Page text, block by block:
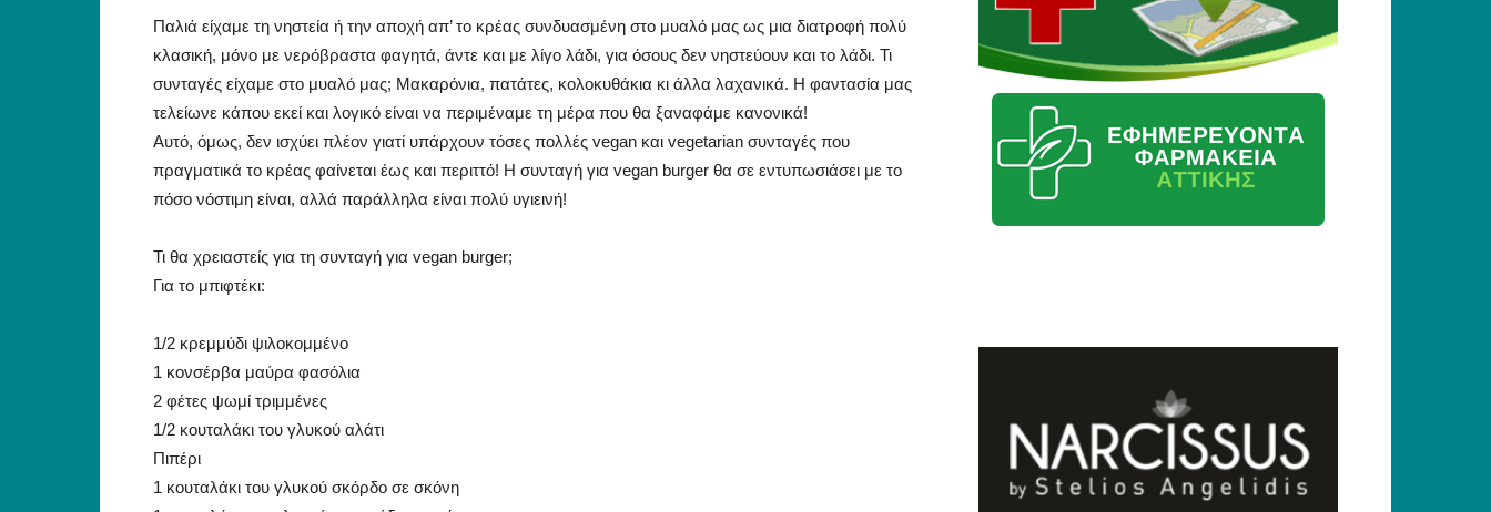
Παλιά είχαμε τη νηστεία ή την αποχή απ’ το κρέας συνδυασμένη στο μυαλό μας ως μια διατροφή πολύ
κλασική, μόνο με νερόβραστα φαγητά, άντε και με λίγο λάδι, για όσους δεν νηστεύουν και το λάδι. Τι
συνταγές είχαμε στο μυαλό μας; Μακαρόνια, πατάτες, κολοκυθάκια κι άλλα λαχανικά. Η φαντασία μας
τελείωνε κάπου εκεί και λογικό είναι να περιμέναμε τη μέρα που θα ξαναφάμε κανονικά!
Αυτό, όμως, δεν ισχύει πλέον γιατί υπάρχουν τόσες πολλές vegan και vegetarian συνταγές που
πραγματικά το κρέας φαίνεται έως και περιττό! H συνταγή για vegan burger θα σε εντυπωσιάσει με το
πόσο νόστιμη είναι, αλλά παράλληλα είναι πολύ υγιεινή!
Τι θα χρειαστείς για τη συνταγή για vegan burger;
Για το μπιφτέκι:
1/2 κρεμμύδι ψιλοκομμένο
1 κονσέρβα μαύρα φασόλια
2 φέτες ψωμί τριμμένες
1/2 κουταλάκι του γλυκού αλάτι
Πιπέρι
1 κουταλάκι του γλυκού σκόρδο σε σκόνη